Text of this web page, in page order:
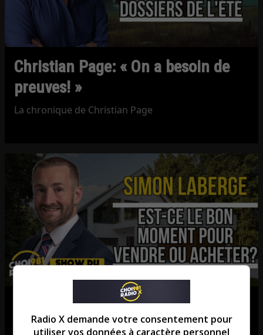
Christian Page: « On a besoin de
preuves! »
La chronique de Christian Page
Est-ce le bon moment pour vendre
ou acheter?
Radio X demande votre consentement pour
utiliser vos données à caractère personnel